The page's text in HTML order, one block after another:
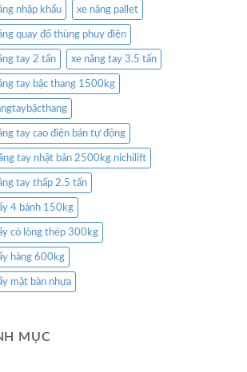
nhập khẩu xe nâng pallet
quay đổ thùng phuy điện
tay 2 tấn xe nâng tay 3.5 tấn
tay bậc thang 1500kg
tay cao điện bán tự động
tay nhật bản 2500kg nichilift
tay thấp 2.5 tấn
4 bánh 150kg
có lòng thép 300kg
hàng 600kg
mặt bàn nhựa
MỤC